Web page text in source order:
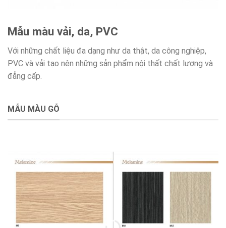
Mẫu màu vải, da, PVC
Với những chất liệu đa dạng như da thật, da công nghiệp,
PVC và vải tạo nên những sản phẩm nội thất chất lượng và
đẳng cấp.
MẪU MÀU GỖ